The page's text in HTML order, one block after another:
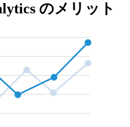
のメリット